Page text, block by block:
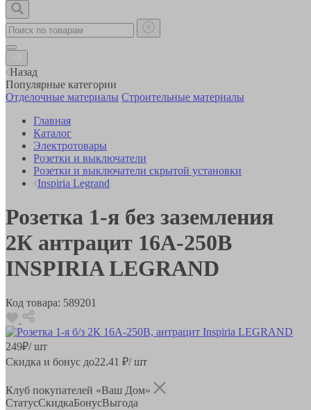
Назад
Популярные категории
Отделочные материалы Строительные материалы
Главная
Каталог
Электротовары
Розетки и выключатели
Розетки и выключатели скрытой установки
Inspiria Legrand
Розетка 1-я без заземления
2К антрацит 16А-250В
INSPIRIA LEGRAND
Код товара: 589201
249₽/ шт
Скидка и бонус до22.41 ₽/ шт
Клуб покупателей «Ваш Дом»
СтатусСкидкаБонусВыгода